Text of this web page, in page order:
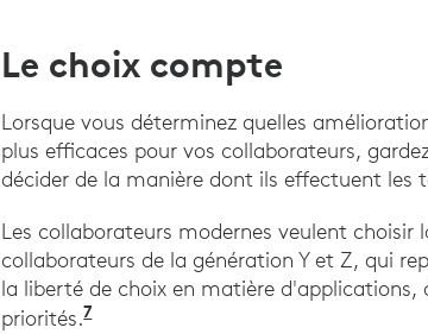
Le choix compte
Lorsque vous déterminez quelles
plus efficaces pour vos collaborateurs,
décider de la manière dont ils effectuent les
Les collaborateurs modernes veulent
collaborateurs de la génération Y et Z, qui
la liberté de choix en matière
priorités.7"Les effectifs de nouvelle